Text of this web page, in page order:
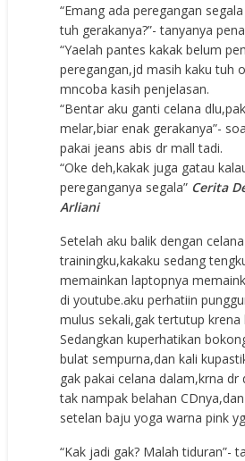
“Emang ada peregangan
tuh gerakanya?”- tanyanya
“Yaelah pantes kakak belum
peregangan,jd masih kaku tuh
mncoba kasih penjelasan.
“Bentar aku ganti celana
melar,biar enak gerakanya”-
pakai jeans abis dr mall tadi.
“Oke deh,kakak juga gatau
pereganganya segala” Cerita
Arliani
Setelah aku balik dengan
trainingku,kakaku sedang
memainkan laptopnya
di youtube.aku perhatiin
mulus sekali,gak tertutup krena
Sedangkan kuperhatikan
bulat sempurna,dan kali
gak pakai celana dalam,krna dr
tak nampak belahan
setelan baju yoga warna pink
“Kak jadi gak? Malah tiduran”-